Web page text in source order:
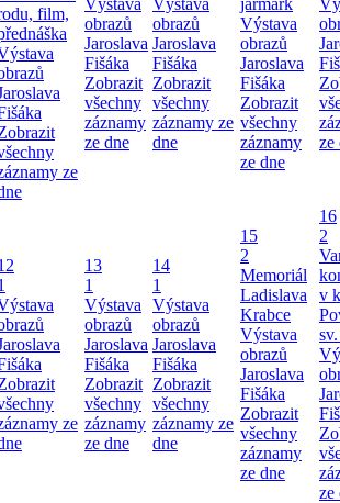
film,
ze
obrazů
Jaroslava
Fišáka
Zobrazit
všechny
záznamy
ze dne
obrazů
Jaroslava
Fišáka
Zobrazit
všechny
záznamy ze
dne
Výstava
obrazů
Jaroslava
Fišáka
Zobrazit
všechny
záznamy
ze dne
ze
ze
13
1
Výstava
obrazů
Jaroslava
Fišáka
Zobrazit
všechny
záznamy
ze dne
14
1
Výstava
obrazů
Jaroslava
Fišáka
Zobrazit
všechny
záznamy ze
dne
15
2
Memoriál
Ladislava
Krabce
Výstava
obrazů
Jaroslava
Fišáka
Zobrazit
všechny
záznamy
ze dne
16
2
v
ze